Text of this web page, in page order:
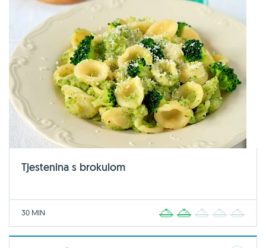
Tjestenina s brokulom
30 MIN 2 3 4